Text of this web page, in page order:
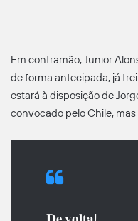
Em contramão, Junior
de forma antecipada, já
estará à disposição de
convocado pelo Chile,